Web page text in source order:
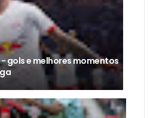
- gols e melhores momentos